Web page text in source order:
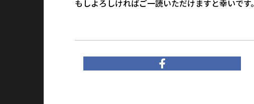
もしよろしければご一読いただけますと幸いです。